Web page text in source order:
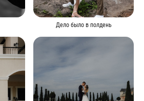
Дело было в полдень